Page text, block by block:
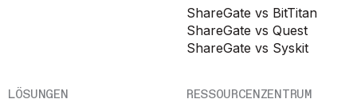
ShareGate vs BitTitan
ShareGate vs Quest
ShareGate vs Syskit
LÖSUNGEN RESSOURCENZENTRUM